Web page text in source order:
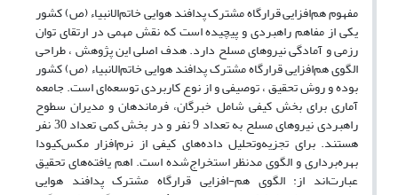
مفهوم هم‌افزایی قرارگاه مشترک پدافند هوایی خاتم‌الانبیاء (ص) کشور
یکی از مفاهم راهبردی و پیچیده است که نقش مهمی در ارتقای توان
رزمی و آمادگی نیروهای مسلح دارد. هدف اصلی این پژوهش ، طراحی
الگوی هم‌افزایی قرارگاه مشترک پدافند هوایی خاتم‌الانبیاء (ص) کشور
بوده و روش تحقیق ، توصیفی و از نوع کاربردی توسعه‌ای است. جامعه
آماری برای بخش کیفی شامل خبرگان، فرماندهان و مدیران سطوح
راهبردی نیروهای مسلح به تعداد 9 نفر و در بخش کمی تعداد 30 نفر
هستند. برای تجزیه‌وتحلیل داده‌های کیفی از نرم‌افزار مکس‌کیودا
بهره‌برداری و الگوی مدنظر استخراج‌شده است. اهم یافته‌های تحقیق
عبارت‌اند از: الگوی هم-افزایی قرارگاه مشترک پدافند هوایی